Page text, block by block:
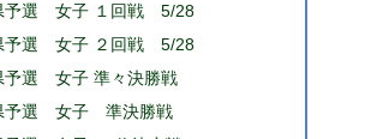
予選 女子 １回戦 5/28
予選 女子 ２回戦 5/28
予選 女子 準々決勝戦
予選 女子 準決勝戦